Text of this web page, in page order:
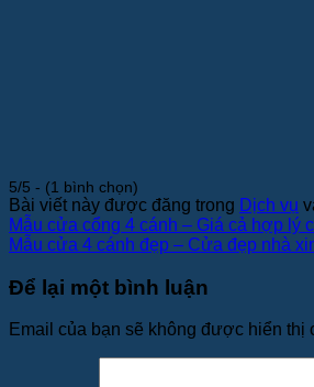
5/5 - (1 bình chọn)
Bài viết này được đăng trong Dịch vụ
Mẫu cửa cổng 4 cánh – Giá cả hợp lý
Mẫu cửa 4 cánh đẹp – Cửa đẹp nhà
Để lại một bình luận
Email của bạn sẽ không được hiển thị